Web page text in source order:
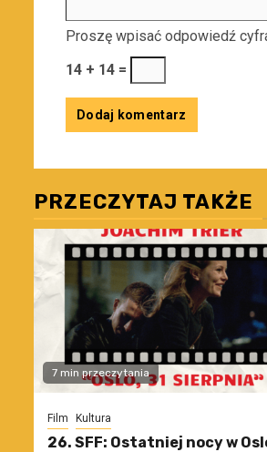
Proszę wpisać odpowiedź
14 + 14 =
PRZECZYTAJ TAKŻE
7 min przeczytania
Film Kultura
26. SFF: Ostatniej nocy w